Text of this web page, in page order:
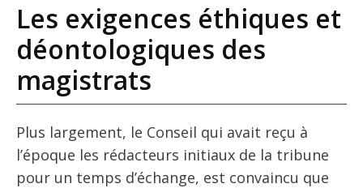
Les exigences éthiques et
déontologiques des
magistrats
Plus largement, le Conseil qui avait reçu à
l’époque les rédacteurs initiaux de la tribune
pour un temps d’échange, est convaincu que